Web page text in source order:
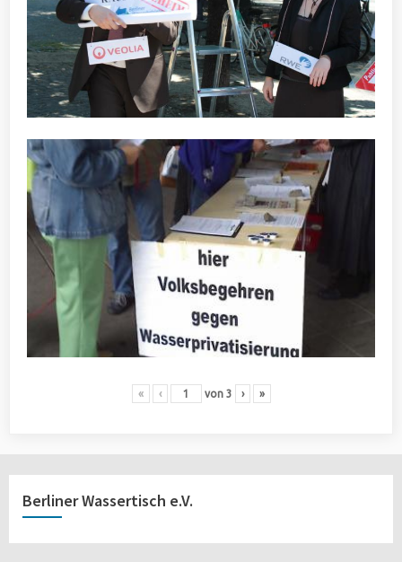
« ‹ von 3 › »
Berliner Wassertisch e.V.